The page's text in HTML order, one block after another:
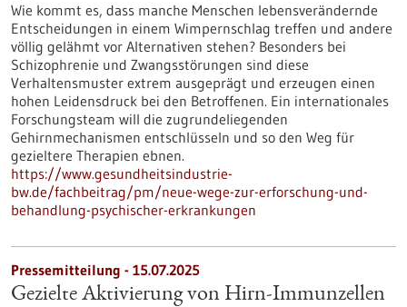
Wie kommt es, dass manche Menschen lebensverändernde
Entscheidungen in einem Wimpernschlag treffen und andere
völlig gelähmt vor Alternativen stehen? Besonders bei
Schizophrenie und Zwangsstörungen sind diese
Verhaltensmuster extrem ausgeprägt und erzeugen einen
hohen Leidensdruck bei den Betroffenen. Ein internationales
Forschungsteam will die zugrundeliegenden
Gehirnmechanismen entschlüsseln und so den Weg für
gezieltere Therapien ebnen.
https://www.gesundheitsindustrie-
bw.de/fachbeitrag/pm/neue-wege-zur-erforschung-und-
behandlung-psychischer-erkrankungen
Pressemitteilung - 15.07.2025
Gezielte Aktivierung von Hirn-Immunzellen